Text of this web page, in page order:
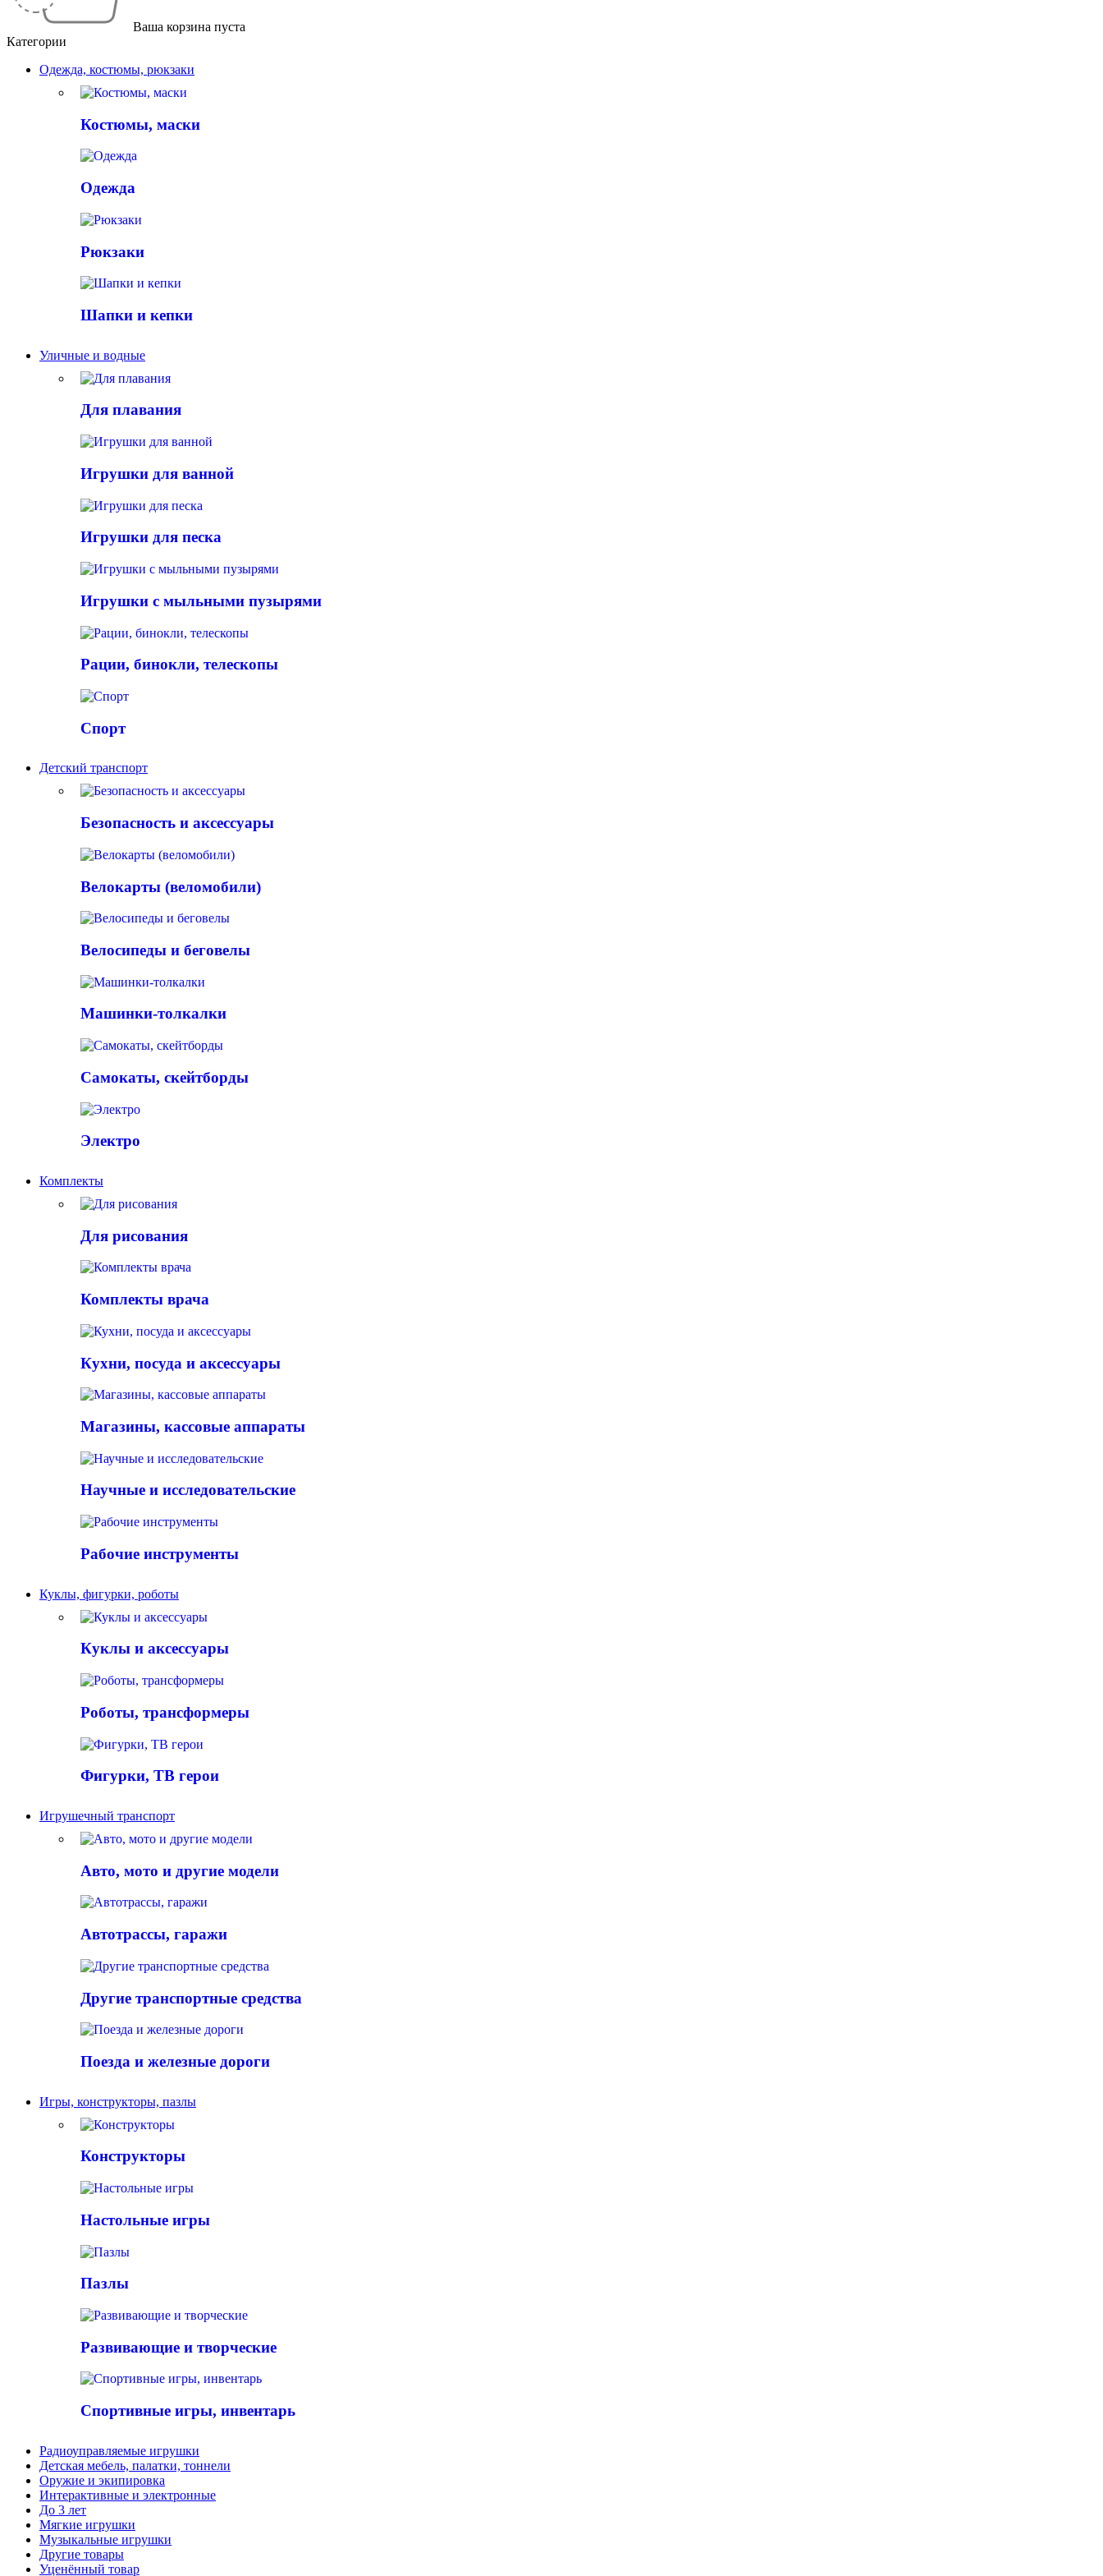
Ваша корзина пуста
Категории
Одежда, костюмы, рюкзаки
Костюмы, маски
Одежда
Рюкзаки
Шапки и кепки
Уличные и водные
Для плавания
Игрушки для ванной
Игрушки для песка
Игрушки с мыльными пузырями
Рации, бинокли, телескопы
Спорт
Детский транспорт
Безопасность и аксессуары
Велокарты (веломобили)
Велосипеды и беговелы
Машинки-толкалки
Самокаты, скейтборды
Электро
Комплекты
Для рисования
Комплекты врача
Кухни, посуда и аксессуары
Магазины, кассовые аппараты
Научные и исследовательские
Рабочие инструменты
Куклы, фигурки, роботы
Куклы и аксессуары
Роботы, трансформеры
Фигурки, ТВ герои
Игрушечный транспорт
Авто, мото и другие модели
Автотрассы, гаражи
Другие транспортные средства
Поезда и железные дороги
Игры, конструкторы, пазлы
Конструкторы
Настольные игры
Пазлы
Развивающие и творческие
Спортивные игры, инвентарь
Радиоуправляемые игрушки
Детская мебель, палатки, тоннели
Оружие и экипировка
Интерактивные и электронные
До 3 лет
Мягкие игрушки
Музыкальные игрушки
Другие товары
Уценённый товар